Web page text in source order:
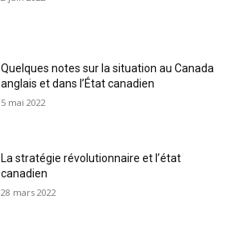
Quelques notes sur la situation au Canada
anglais et dans l’État canadien
5 mai 2022
La stratégie révolutionnaire et l’état
canadien
28 mars 2022